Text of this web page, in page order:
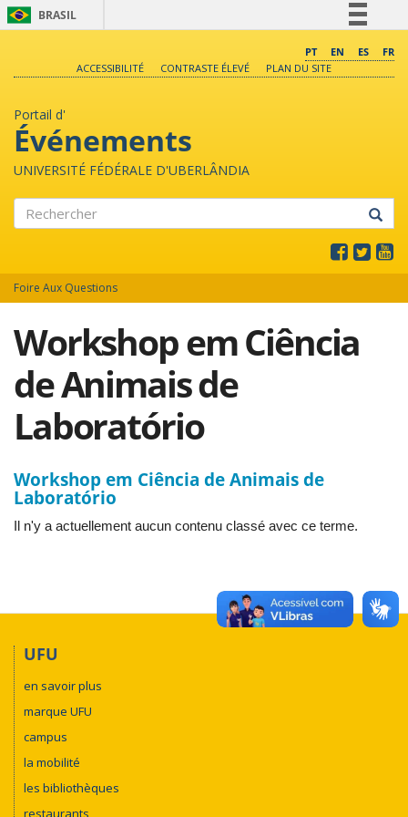
BRASIL
Comunica BR
PT EN ES
FR
ACCESSIBILITÉ
CONTRASTE ÉLEVÉ PLAN DU SITE
Portail d'
Événements
UNIVERSITÉ FÉDÉRALE D'UBERLÂNDIA
Foire Aux Questions
Workshop em Ciência
de Animais de
Laboratório
Workshop em Ciência de Animais de
Laboratório
Il n'y a actuellement aucun contenu classé avec ce terme.
UFU
en savoir plus
marque UFU
campus
la mobilité
les bibliothèques
restaurants